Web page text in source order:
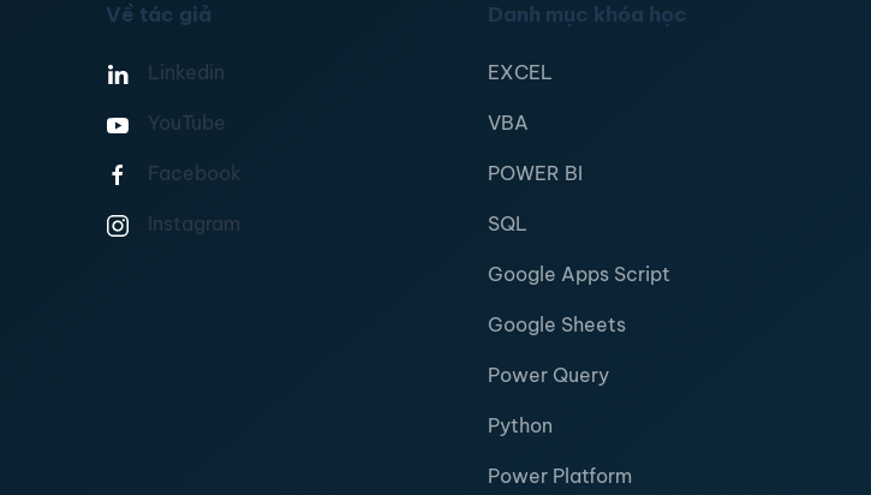
Về tác giả
Linkedin
YouTube
Facebook
Instagram
Danh mục khóa học
EXCEL
VBA
POWER BI
SQL
Google Apps Script
Google Sheets
Power Query
Python
Power Platform